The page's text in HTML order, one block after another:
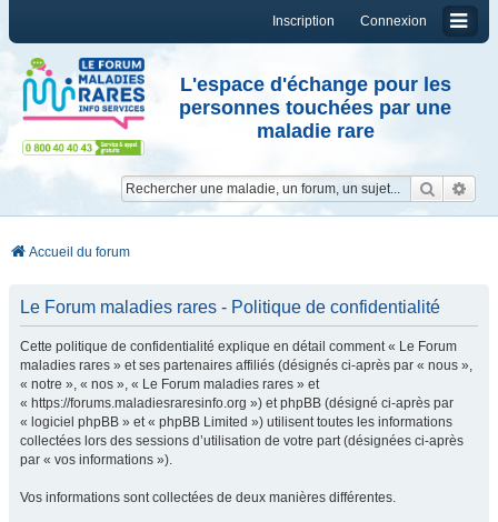
Connexion
Inscription
L'espace d'échange pour les
personnes touchées par une
maladie rare
Accueil du forum
Le Forum maladies rares - Politique de confidentialité
Cette politique de confidentialité explique en détail comment « Le Forum
maladies rares » et ses partenaires affiliés (désignés ci-après par « nous »,
« notre », « nos », « Le Forum maladies rares » et
« https://forums.maladiesraresinfo.org ») et phpBB (désigné ci-après par
« logiciel phpBB » et « phpBB Limited ») utilisent toutes les informations
collectées lors des sessions d’utilisation de votre part (désignées ci-après
par « vos informations »).
Vos informations sont collectées de deux manières différentes.